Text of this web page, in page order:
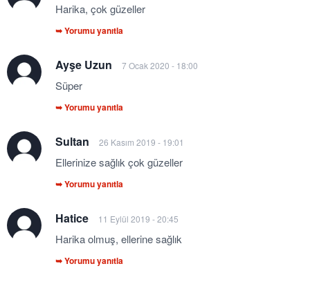
Harika, çok güzeller
➥ Yorumu yanıtla
Ayşe Uzun 7 Ocak 2020 - 18:00
Süper
➥ Yorumu yanıtla
Sultan 26 Kasım 2019 - 19:01
Ellerinize sağlık çok güzeller
➥ Yorumu yanıtla
Hatice 11 Eylül 2019 - 20:45
Harika olmuş, ellerine sağlık
➥ Yorumu yanıtla